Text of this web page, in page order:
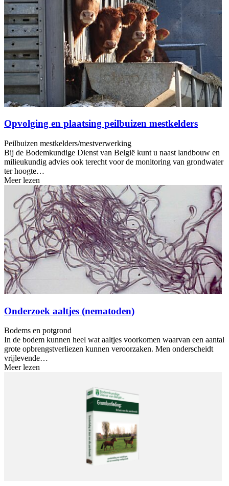
Opvolging en plaatsing peilbuizen mestkelders
Peilbuizen mestkelders/mestverwerking
Bij de Bodemkundige Dienst van België kunt u naast landbouw en
milieukundig advies ook terecht voor de monitoring van grondwater
ter hoogte…
Meer lezen
Onderzoek aaltjes (nematoden)
Bodems en potgrond
In de bodem kunnen heel wat aaltjes voorkomen waarvan een aantal
grote opbrengstverliezen kunnen veroorzaken. Men onderscheidt
vrijlevende…
Meer lezen